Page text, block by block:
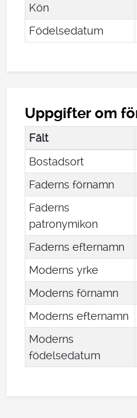
Kön
Födelsedatum
Uppgifter om
Fält
Bostadsort
Faderns förnamn
Faderns
patronymikon
Faderns efternamn
Moderns yrke
Moderns förnamn
Moderns efternamn
Moderns
födelsedatum